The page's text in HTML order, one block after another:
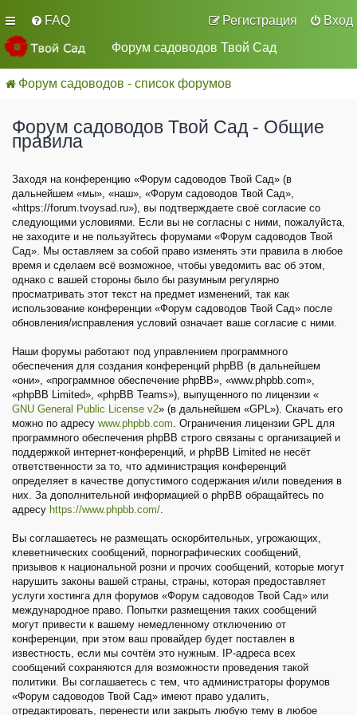
FAQ Вход
Регистрация
Форум садоводов Твой Сад
Форум садоводов - список форумов
Форум садоводов Твой Сад - Общие
правила
Заходя на конференцию «Форум садоводов Твой Сад» (в
дальнейшем «мы», «наш», «Форум садоводов Твой Сад»,
«https://forum.tvoysad.ru»), вы подтверждаете своё согласие со
следующими условиями. Если вы не согласны с ними, пожалуйста,
не заходите и не пользуйтесь форумами «Форум садоводов Твой
Сад». Мы оставляем за собой право изменять эти правила в любое
время и сделаем всё возможное, чтобы уведомить вас об этом,
однако с вашей стороны было бы разумным регулярно
просматривать этот текст на предмет изменений, так как
использование конференции «Форум садоводов Твой Сад» после
обновления/исправления условий означает ваше согласие с ними.
Наши форумы работают под управлением программного
обеспечения для создания конференций phpBB (в дальнейшем
«они», «программное обеспечение phpBB», «www.phpbb.com»,
«phpBB Limited», «phpBB Teams»), выпущенного по лицензии «
GNU General Public License v2» (в дальнейшем «GPL»). Скачать его
можно по адресу www.phpbb.com. Ограничения лицензии GPL для
программного обеспечения phpBB строго связаны с организацией и
поддержкой интернет-конференций, и phpBB Limited не несёт
ответственности за то, что администрация конференций
определяет в качестве допустимого содержания и/или поведения в
них. За дополнительной информацией о phpBB обращайтесь по
адресу https://www.phpbb.com/.
Вы соглашаетесь не размещать оскорбительных, угрожающих,
клеветнических сообщений, порнографических сообщений,
призывов к национальной розни и прочих сообщений, которые могут
нарушить законы вашей страны, страны, которая предоставляет
услуги хостинга для форумов «Форум садоводов Твой Сад» или
международное право. Попытки размещения таких сообщений
могут привести к вашему немедленному отключению от
конференции, при этом ваш провайдер будет поставлен в
известность, если мы сочтём это нужным. IP-адреса всех
сообщений сохраняются для возможности проведения такой
политики. Вы соглашаетесь с тем, что администраторы форумов
«Форум садоводов Твой Сад» имеют право удалить,
отредактировать, перенести или закрыть любую тему в любое